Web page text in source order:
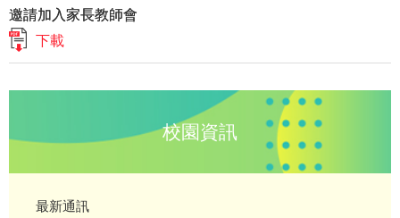
邀請加入家長教師會
下載
校園資訊
最新通訊